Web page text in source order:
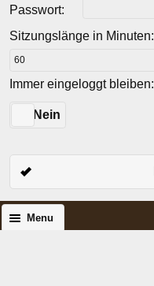
Passwort:
Sitzungslänge in Minuten:
Immer eingeloggt bleiben:
Nein
Menu